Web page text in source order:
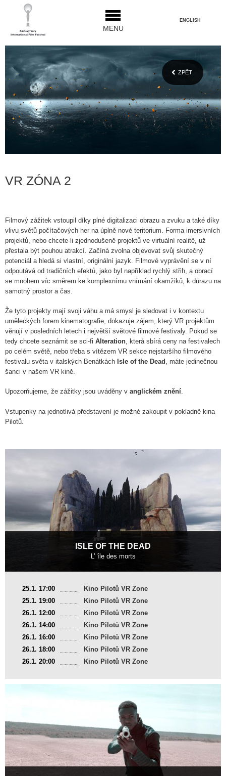
MENU
ENGLISH
ZPĚT
VR ZÓNA 2
Filmový zážitek vstoupil díky plné digitalizaci obrazu a zvuku a také díky
vlivu světů počítačových her na úplně nové teritorium. Forma imersivních
projektů, nebo chcete-li zjednodušeně projektů ve virtuální realitě, už
přestala být pouhou atrakcí. Začíná zvolna objevovat svůj skutečný
potenciál a hledá si vlastní, originální jazyk. Filmové vyprávění se v ní
odpoutává od tradičních efektů, jako byl například rychlý střih, a obrací
se mnohem víc směrem ke komplexnímu vnímání okamžiků, k důrazu na
samotný prostor a čas.
Že tyto projekty mají svoji váhu a má smysl je sledovat i v kontextu
uměleckých forem kinematografie, dokazuje zájem, který VR projektům
věnují v posledních letech i největší světové filmové festivaly. Pokud se
tedy chcete seznámit se sci-fi Alteration , která sbírá ceny na festivalech
po celém světě, nebo třeba s vítězem VR sekce nejstaršího filmového
festivalu světa v italských Benátkách Isle of the Dead
, máte jedinečnou
šanci v našem VR kině.
Upozorňujeme, že zážitky jsou uváděny v anglickém znění.
Vstupenky na jednotlivá představení je možné zakoupit v pokladně kina
Pilotů.
ISLE OF THE DEAD
L’ île des morts
2018, 8 min
Režie:Benjamin Nuel
25.1. 17:00
Kino Pilotů VR Zone
25.1. 19:00
Kino Pilotů VR Zone
26.1. 12:00
Kino Pilotů VR Zone
26.1. 14:00
Kino Pilotů VR Zone
26.1. 16:00
Kino Pilotů VR Zone
26.1. 18:00
Kino Pilotů VR Zone
26.1. 20:00
Kino Pilotů VR Zone